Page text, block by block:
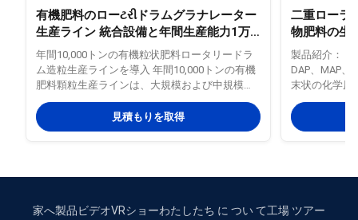
有機肥料のローટરીドラムグラナレーター
生産ライン 統合設備と年間生産能力1万
トン
年間10,000トンの有機粒状肥料ロータリードラ
ム造粒生産ラインを導入 年間10,000トンの有機
肥料顆粒生産ラインは、大規模および中規模の
有機肥料生産企業向けに設計された標準化およ
び自動化された生産ラインです。中核成形装置
として回転ドラム造粒機を使用し、原料の前処
尿、フミン酸、わらなどの有機原料を効率よく
す。大規模な農業施肥や土壌改良、グリーン農
見積もりを取得
二重ローラ
物肥料の生
製品紹介：
DAP、MAP、
末状の化学原
れています
応し、お客様
る柔軟なソリ
く、直接顆粒
生産プロセス
家へ製品ビデオVRショーわたしたち に つい て工場 ツアー